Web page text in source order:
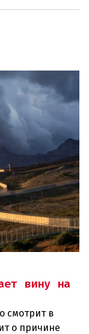
вину на
смотрит в
о причине